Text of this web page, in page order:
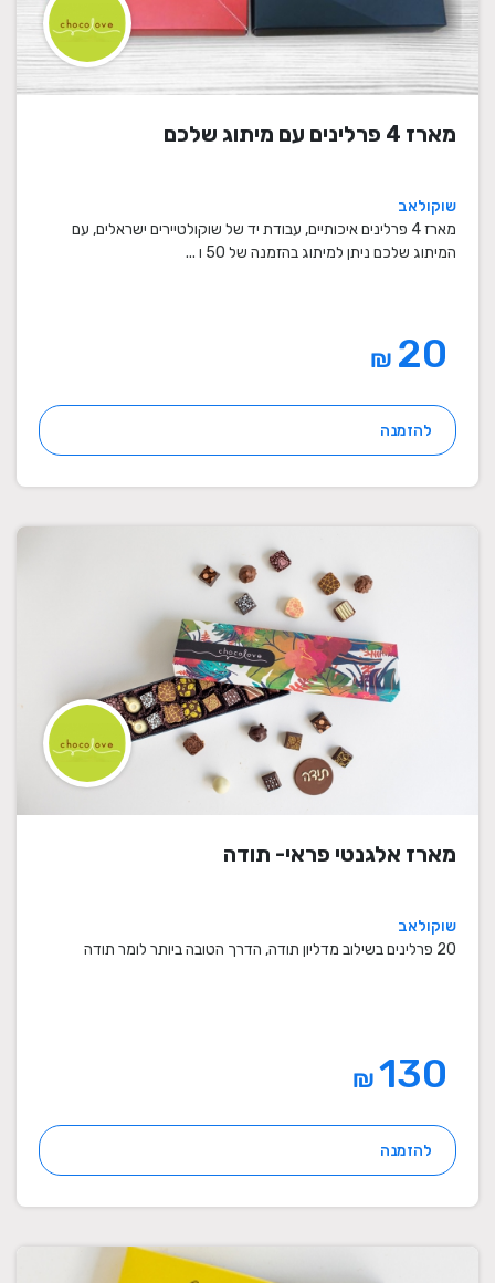
מארז 4 פרלינים עם מיתוג שלכם
שוקולאב
מארז 4 פרלינים איכותיים, עבודת יד של שוקולטיירים ישראלים, עם
המיתוג שלכם ניתן למיתוג בהזמנה של 50 ו ...
₪
להזמנה
מארז אלגנטי פראי- תודה
שוקולאב
20 פרלינים בשילוב מדליון תודה, הדרך הטובה ביותר לומר תודה
₪
להזמנה